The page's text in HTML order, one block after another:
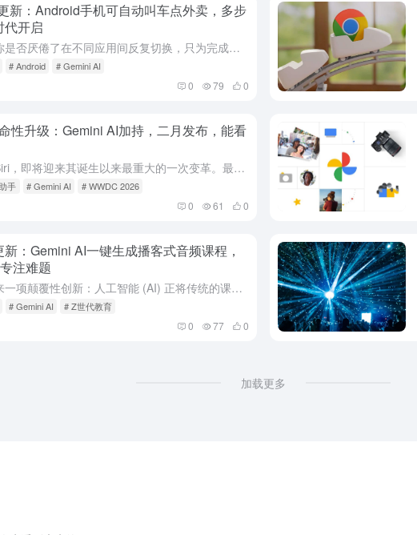
新：Android手机可自动叫车点外卖，多步
代开启
在智能手机上，你是否厌倦了在不同应用间反复切换，只为完成一个简单的任务？现在，人工智能助手 (AI Assistant)正在尝试接管这一切。最新行业动态指出，谷歌旗下的Gemini AI近期获得了一系...
# Android # Gemini AI
0 79 0
性升级：Gemini AI加持，二月发布，能看
苹果的语音助手Siri，即将迎来其诞生以来最重大的一次变革。最新行业动态指出，苹果计划在二月下旬正式发布由谷歌Gemini人工智能模型驱动的全新Siri版本。这次升级被内部视为Siri首次真正兑现苹果...
手 # Gemini AI # WWDC 2026
0 61 0
：Gemini AI一键生成播客式音频课程，
注难题
教育科技领域迎来一项颠覆性创新：人工智能 (AI) 正将传统的课堂讲义，实时转化为深受年轻一代喜爱的播客节目。最新行业动态指出，一项集成于主流教学平台的新功能，允许教师利用大语言模型，快速生成包含访谈...
# Gemini AI # Z世代教育
0 77 0
加载更多